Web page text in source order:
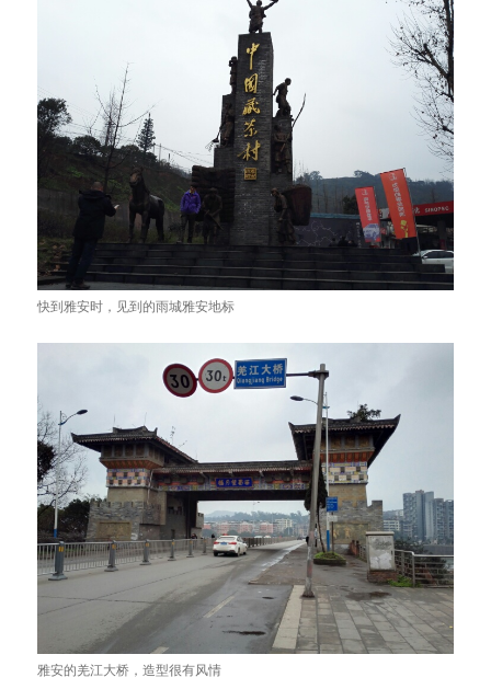
快到雅安时，见到的雨城雅安地标
雅安的羌江大桥，造型很有风情